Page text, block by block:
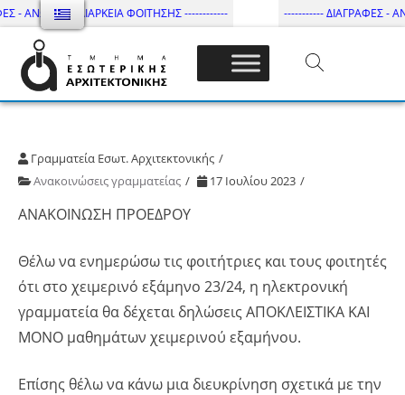
- ΑΝΩΤΑΤΗ ΔΙΑΡΚΕΙΑ ΦΟΙΤΗΣΗΣ ------------ ----------- ΔΙΑΓΡΑΦΕΣ -
Τμήμα Εσωτ. Αρχιτεκτονικής – ΔΙ.ΠΑ.Ε
Γραμματεία Εσωτ. Αρχιτεκτονικής
Ανακοινώσεις γραμματείας
17 Ιουλίου 2023
ΑΝΑΚΟΙΝΩΣΗ ΠΡΟΕΔΡΟΥ
Θέλω να ενημερώσω τις φοιτήτριες και τους φοιτητές
ότι στο χειμερινό εξάμηνο 23/24, η ηλεκτρονική
γραμματεία θα δέχεται δηλώσεις ΑΠΟΚΛΕΙΣΤΙΚΑ ΚΑΙ
ΜΟΝΟ μαθημάτων χειμερινού εξαμήνου.
Επίσης θέλω να κάνω μια διευκρίνηση σχετικά με την